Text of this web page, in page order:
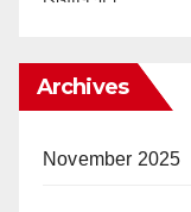
Archives
November 2025